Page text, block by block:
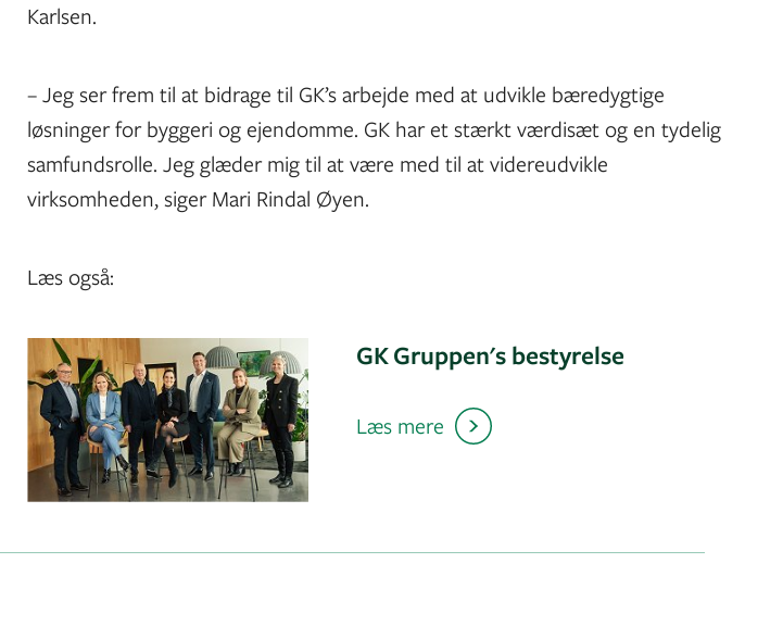
Karlsen.
– Jeg ser frem til at bidrage til GK’s arbejde med at udvikle bæredygtige
løsninger for byggeri og ejendomme. GK har et stærkt værdisæt og en tydelig
samfundsrolle. Jeg glæder mig til at være med til at videreudvikle
virksomheden, siger Mari Rindal Øyen.
Læs også:
GK Gruppen's bestyrelse
Læs mere